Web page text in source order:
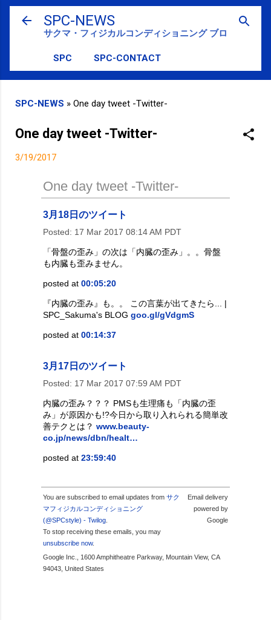
スキップしてメイン コンテンツに移動
SPC-NEWS
サクマ・フィジカルコンディショニング ブログ
SPC SPC-CONTACT
SPC-NEWS » One day tweet -Twitter-
One day tweet -Twitter-
3/19/2017
One day tweet -Twitter-
3月18日のツイート
Posted: 17 Mar 2017 08:14 AM PDT
「骨盤の歪み」の次は「内臓の歪み」。。骨盤
も内臓も歪みません。
posted at 00:05:20
『内臓の歪み』も。。 この言葉が出てきたら... |
SPC_Sakuma's BLOG goo.gl/gVdgmS
posted at 00:14:37
3月17日のツイート
Posted: 17 Mar 2017 07:59 AM PDT
内臓の歪み？？？ PMSも生理痛も「内臓の歪
み」が原因かも!?今日から取り入れられる簡単改
善テクとは？ www.beauty-
co.jp/news/dbn/healt…
posted at 23:59:40
You are subscribed to email updates from サク
マフィジカルコンディショニング
(@SPCstyle) - Twilog
To stop receiving these emails, you may
unsubscribe now.
Email delivery
powered by
Google
Google Inc., 1600 Amphitheatre Parkway, Mountain View, CA
94043, United States